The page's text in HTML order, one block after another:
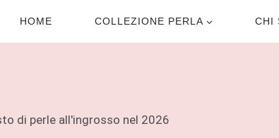
HOME COLLEZIONE PERLA CHI
di perle all'ingrosso nel 2026